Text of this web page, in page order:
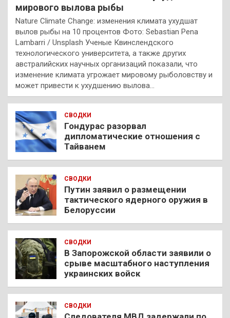
мирового вылова рыбы
Nature Climate Change: изменения климата ухудшат
вылов рыбы на 10 процентов Фото: Sebastian Pena
Lambarri / Unsplash Ученые Квинслендского
технологического университета, а также других
австралийских научных организаций показали, что
изменение климата угрожает мировому рыболовству и
может привести к ухудшению вылова…
СВОДКИ
Гондурас разорвал
дипломатические отношения с
Тайванем
СВОДКИ
Путин заявил о размещении
тактического ядерного оружия в
Белоруссии
СВОДКИ
В Запорожской области заявили о
срыве масштабного наступления
украинских войск
СВОДКИ